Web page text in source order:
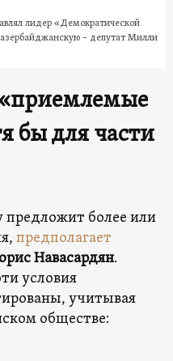
лидер «Демократической
– депутат Милли
приемлемые
бы для части
предложит более или
предполагает
Навасардян.
условия
учитывая
обществе: